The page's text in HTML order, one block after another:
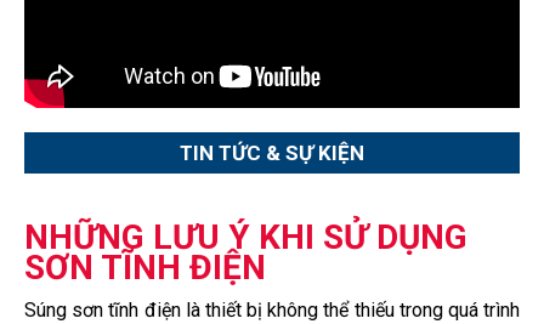
TIN TỨC & SỰ KIỆN
NHỮNG LƯU Ý KHI SỬ DỤNG
SƠN TĨNH ĐIỆN
Súng sơn tĩnh điện là thiết bị không thể thiếu trong quá trình